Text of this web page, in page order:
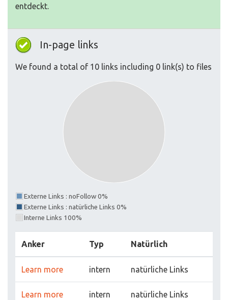
entdeckt.
In-page links
We found a total of 10 links including 0 link(s) to files
Externe Links : noFollow 0%
Externe Links : natürliche Links 0%
Interne Links 100%
Anker Typ Natürlich
Learn more intern natürliche Links
Learn more intern natürliche Links